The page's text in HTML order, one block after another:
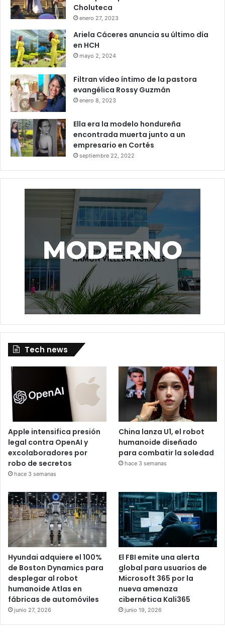
Choluteca
enero 27, 2023
Ariela Cáceres anuncia su último día
en HCH
mayo 2, 2024
Filtran vídeo íntimo de la pastora
evangélica Rossy Guzmán
enero 8, 2023
Ella era la modelo hondureña
encontrada muerta junto a un
empresario en Cortés
septiembre 22, 2022
Tech news
Apple intensifica presión
legal contra OpenAI y
excolaboradores por
robo de secretos
hace 3 semanas
China lanza U1, el robot
humanoide diseñado
para combatir la soledad
hace 3 semanas
Hyundai adquiere el 100%
de Boston Dynamics para
desplegar al robot
humanoide Atlas en
fábricas de automóviles
junio 27, 2026
El FBI emite una alerta
global para usuarios de
Microsoft 365 por la
nueva amenaza
cibernética Kali365
junio 19, 2026